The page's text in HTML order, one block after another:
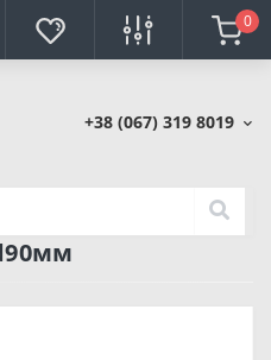
0
+38 (067) 319 8019